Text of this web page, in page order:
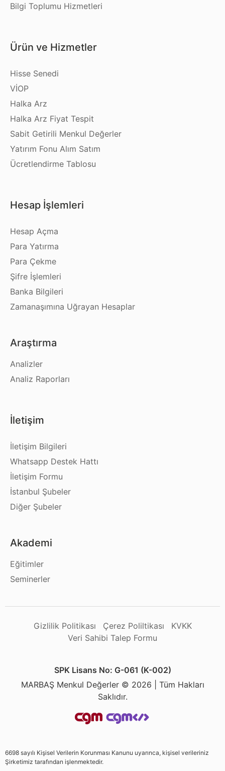
Bilgi Toplumu Hizmetleri
Ürün ve Hizmetler
Hisse Senedi
VİOP
Halka Arz
Halka Arz Fiyat Tespit
Sabit Getirili Menkul Değerler
Yatırım Fonu Alım Satım
Ücretlendirme Tablosu
Hesap İşlemleri
Hesap Açma
Para Yatırma
Para Çekme
Şifre İşlemleri
Banka Bilgileri
Zamanaşımına Uğrayan Hesaplar
Araştırma
Analizler
Analiz Raporları
İletişim
İletişim Bilgileri
Whatsapp Destek Hattı
İletişim Formu
İstanbul Şubeler
Diğer Şubeler
Akademi
Eğitimler
Seminerler
Gizlilik Politikası Çerez Poliltikası
KVKK
Veri Sahibi Talep Formu
SPK Lisans No: G-061 (K-002)
MARBAŞ Menkul Değerler © 2026 | Tüm Hakları
Saklıdır.
6698 sayılı Kişisel Verilerin Korunması Kanunu uyarınca, kişisel verileriniz
Şirketimiz tarafından işlenmektedir.